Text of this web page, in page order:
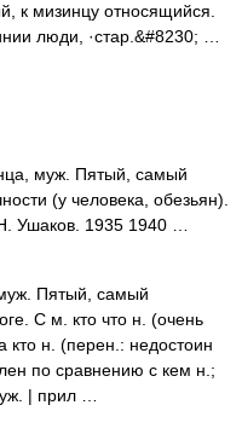
к мизинцу относящийся.
люди, ·стар.&#8230; …
муж. Пятый, самый
(у человека, обезьян).
Ушаков. 1935 1940 …
Пятый, самый
С м. кто что н. (очень
кто н. (перен.: недостоин
по сравнению с кем н.;
| прил …